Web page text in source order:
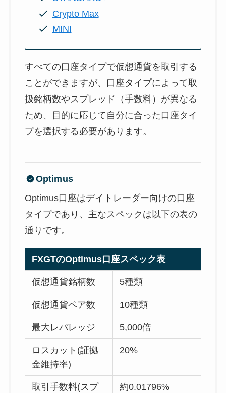
Crypto Max
MINI
すべての口座タイプで仮想通貨を取引する
ことができますが、口座タイプによって取
扱銘柄数やスプレッド（手数料）が異なる
ため、目的に応じて自分に合った口座タイ
プを選択する必要があります。
Optimus
Optimus口座はデイトレーダー向けの口座
タイプであり、主なスペックは以下の表の
通りです。
FXGTのOptimus口座スペック表
仮想通貨銘柄数 5種類
仮想通貨ペア数 10種類
最大レバレッジ 5,000倍
ロスカット(証拠
金維持率)
20%
取引手数料(スプ
約0.01796%